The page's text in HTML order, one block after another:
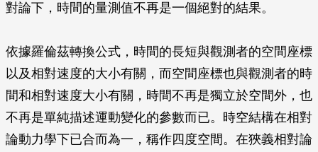
對論下，時間的量測值不再是一個絕對的結果。
依據羅倫茲轉換公式，時間的長短與觀測者的空間座標
以及相對速度的大小有關，而空間座標也與觀測者的時
間和相對速度大小有關，時間不再是獨立於空間外，也
不再是單純描述運動變化的參數而已。時空結構在相對
論動力學下已合而為一，稱作四度空間。在狹義相對論